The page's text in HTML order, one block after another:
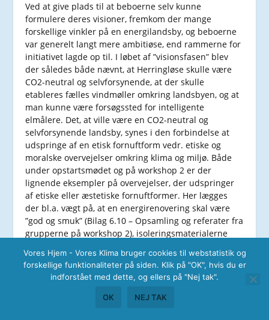
Ved at give plads til at beboerne selv kunne
formulere deres visioner, fremkom der mange
forskellige vinkler på en energilandsby, og beboerne
var generelt langt mere ambitiøse, end rammerne for
initiativet lagde op til. I løbet af ”visionsfasen” blev
der således både nævnt, at Herringløse skulle være
CO2-neutral og selvforsynende, at der skulle
etableres fælles vindmøller omkring landsbyen, og at
man kunne være forsøgssted for intelligente
elmålere. Det, at ville være en CO2-neutral og
selvforsynende landsby, synes i den forbindelse at
udspringe af en etisk fornuftform vedr. etiske og
moralske overvejelser omkring klima og miljø. Både
under opstartsmødet og på workshop 2 er der
lignende eksempler på overvejelser, der udspringer
af etiske eller æstetiske fornuftformer. Her lægges
der bl.a. vægt på, at en energirenovering skal være
”god og smuk” (Bilag 6.10 – Opsamling og referater fra
grupperne på workshop 2), isoleringsmaterialerne
opstartsmødet), og energilandsbyindsatsen skal være,
”noget man kan se” (Bilag 6.9 – Narrativbeskrivelse fra
workshop 2). Under visionsfasen på workshop 1
fokuserede beboerne samtidig meget på kollektive
Vores Hjem - Vores Klima bruger cookies til webstatistik og
forskellige funktionaliteter på siden. Klik på "OK", hvis du er
indforstået med dette, og ellers på "Nej tak".
OK NEJ TAK